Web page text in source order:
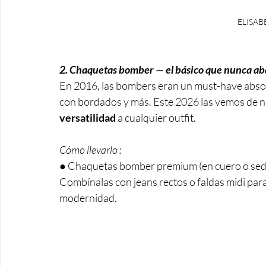
2. Chaquetas bomber — el básico que nunca
En 2016, las bombers eran un must-have
con bordados y más. Este 2026 las vemos de
versatilidad a cualquier outfit.
Cómo llevarlo :
● Chaquetas bomber premium (en cuero o
Combínalas con jeans rectos o faldas midi
modernidad.